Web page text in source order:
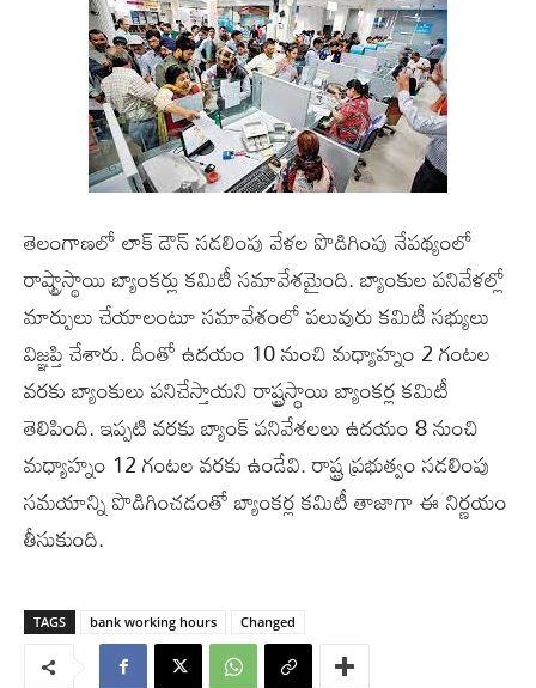
తెలంగాణలో లాక్ డౌన్ సడలింపు వేళల పొడిగింపు నేపథ్యంలో
రాష్ట్రాస్థాయి బ్యాంకర్లు కమిటీ సమావేశమైంది. బ్యాంకుల పనివేళల్లో
మార్పులు చేయాలంటూ సమావేశంలో పలువురు కమిటీ సభ్యులు
విజ్ఞప్తి చేశారు. దీంతో ఉదయం 10 నుంచి మధ్యాహ్నం 2 గంటల
వరకు బ్యాంకులు పనిచేస్తాయని రాష్ట్రస్థాయి బ్యాంకర్ల కమిటీ
తెలిపింది. ఇప్పటి వరకు బ్యాంక్ పనివేశలలు ఉదయం 8 నుంచి
మధ్యాహ్నం 12 గంటల వరకు ఉండేవి. రాష్ట్ర ప్రభుత్వం సడలింపు
సమయాన్ని పొడిగించడంతో బ్యాంకర్ల కమిటీ తాజాగా ఈ నిర్ణయం
తీసుకుంది.
TAGS bank working hours Changed